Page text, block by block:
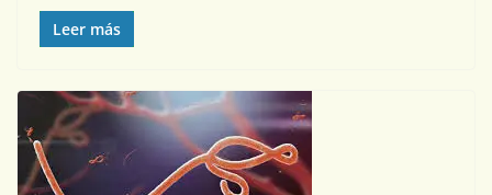
Leer más